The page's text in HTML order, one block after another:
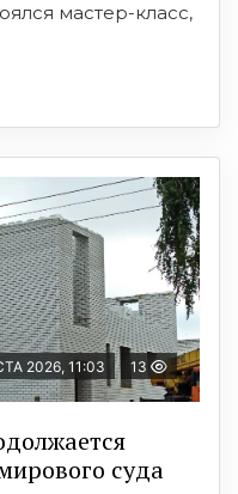
мастер-класс,
2026, 11:03 13
суда